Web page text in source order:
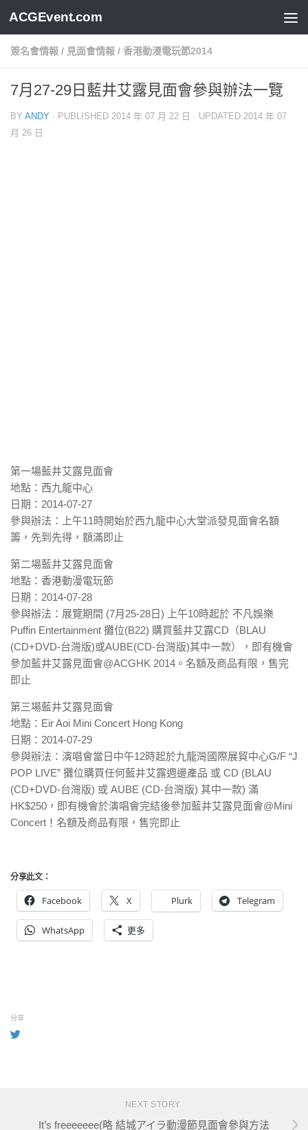
ACGEvent.com
簽名會情報 / 見面會情報 / 香港動漫電玩節2014
7月27-29日藍井艾露見面會參與辦法一覽
BY ANDY · PUBLISHED 2014 年 07 月 22 日 · UPDATED 2014 年 07
月 26 日
第一場藍井艾露見面會
地點：西九龍中心
日期：2014-07-27
參與辦法：上午11時開始於西九龍中心大堂派發見面會名額
籌，先到先得，額滿即止
第二場藍井艾露見面會
地點：香港動漫電玩節
日期：2014-07-28
參與辦法：展覽期間 (7月25-28日) 上午10時起於 不凡娛樂
Puffin Entertainment 攤位(B22) 購買藍井艾露CD（BLAU
(CD+DVD-台灣版)或AUBE(CD-台灣版)其中一款），即有機會
參加藍井艾露見面會@ACGHK 2014。名額及商品有限，售完
即止
第三場藍井艾露見面會
地點：Eir Aoi Mini Concert Hong Kong
日期：2014-07-29
參與辦法：演唱會當日中午12時起於九龍灣國際展貿中心G/F “J
POP LIVE” 攤位購買任何藍井艾露週邊產品 或 CD (BLAU
(CD+DVD-台灣版) 或 AUBE (CD-台灣版) 其中一款) 滿
HK$250，即有機會於演唱會完結後參加藍井艾露見面會@Mini
Concert！名額及商品有限，售完即止
分享此文：
Facebook X Plurk Telegram
WhatsApp 更多
分享
NEXT STORY
It’s freeeeeee(略 結城アイラ動漫節見面會參與方法